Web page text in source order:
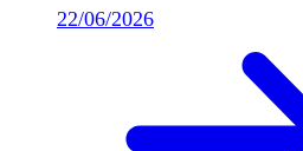
22/06/2026